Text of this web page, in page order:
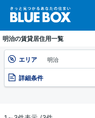
明治の賃貸居住用一覧
エリア 明治
詳細条件